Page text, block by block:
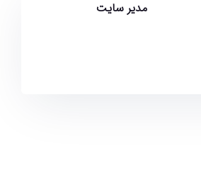
مدیر سایت